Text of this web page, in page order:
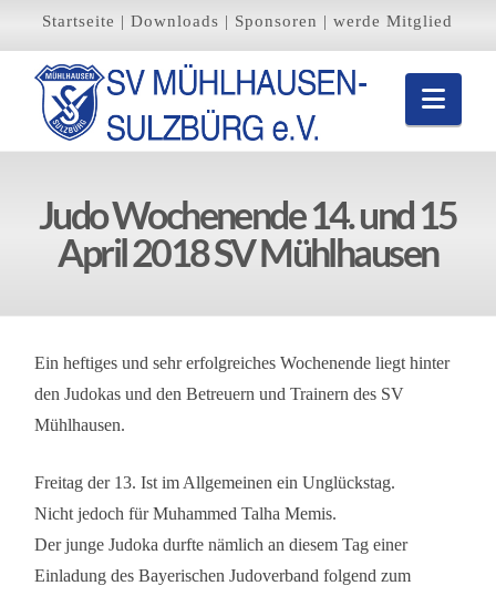
Startseite |Downloads | Sponsoren |werde Mitglied
Judo Wochenende 14. und 15
April 2018 SV Mühlhausen
Ein heftiges und sehr erfolgreiches Wochenende liegt hinter
den Judokas und den Betreuern und Trainern des SV
Mühlhausen.
Freitag der 13. Ist im Allgemeinen ein Unglückstag.
Nicht jedoch für Muhammed Talha Memis.
Der junge Judoka durfte nämlich an diesem Tag einer
Einladung des Bayerischen Judoverband folgend zum